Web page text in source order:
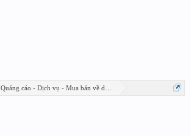
Quảng cáo - Dịch vụ - Mua bán về design